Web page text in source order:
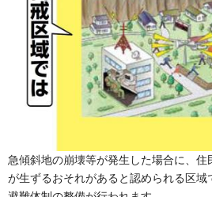
急傾斜地の崩壊等が発生した場合に、
が生ずるおそれがあると認められる区